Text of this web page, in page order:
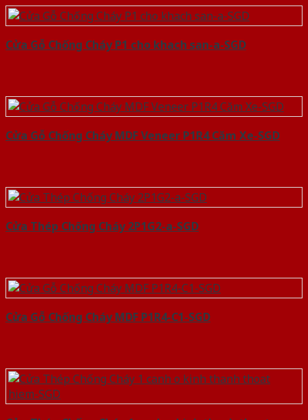
Cửa Gỗ Chống Cháy P1 cho khach san-a-SGD
Cửa Gỗ Chống Cháy MDF Veneer P1R4 Căm Xe-SGD
Cửa Thép Chống Cháy 2P1G2-a-SGD
Cửa Gỗ Chống Cháy MDF P1R4-C1-SGD